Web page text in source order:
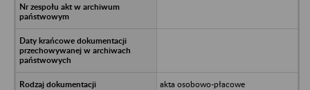
akta osobowo-płacowe